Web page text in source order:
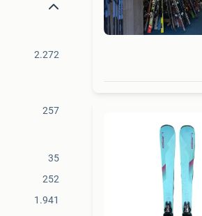
2.272
257
35
252
1.941